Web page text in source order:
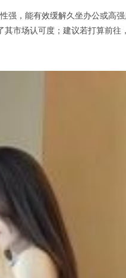
强，能有效缓解久坐办公或高
其市场认可度；建议若打算前往